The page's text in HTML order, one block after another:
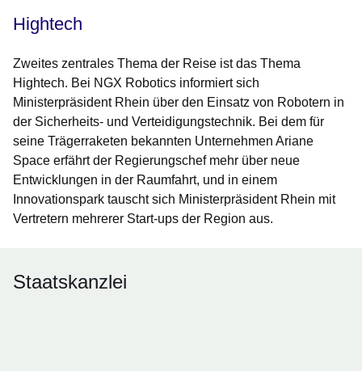
Hightech
Zweites zentrales Thema der Reise ist das Thema
Hightech. Bei NGX Robotics informiert sich
Ministerpräsident Rhein über den Einsatz von Robotern in
der Sicherheits- und Verteidigungstechnik. Bei dem für
seine Trägerraketen bekannten Unternehmen Ariane
Space erfährt der Regierungschef mehr über neue
Entwicklungen in der Raumfahrt, und in einem
Innovationspark tauscht sich Ministerpräsident Rhein mit
Vertretern mehrerer Start-ups der Region aus.
Staatskanzlei